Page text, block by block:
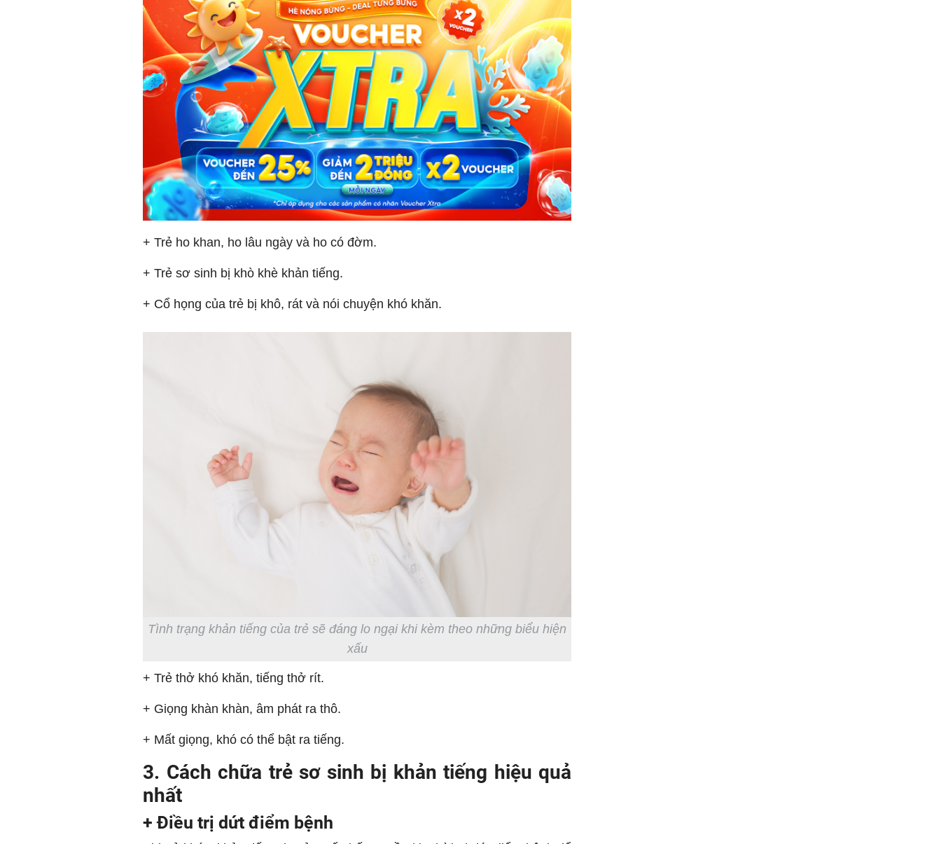
+ Trẻ ho khan, ho lâu ngày và ho có đờm.
+ Trẻ sơ sinh bị khò khè khản tiếng.
+ Cổ họng của trẻ bị khô, rát và nói chuyện khó khăn.
Tình trạng khản tiếng của trẻ sẽ đáng lo ngại khi kèm theo những biểu hiện
xấu
+ Trẻ thở khó khăn, tiếng thở rít.
+ Giọng khàn khàn, âm phát ra thô.
+ Mất giọng, khó có thể bật ra tiếng.
3. Cách chữa trẻ sơ sinh bị khản tiếng hiệu quả
nhất
+ Điều trị dứt điểm bệnh